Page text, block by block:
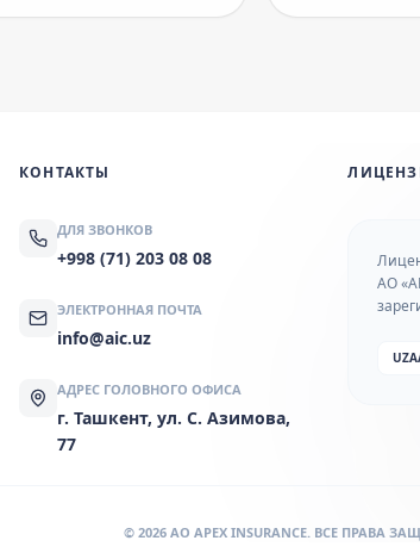
КОНТАКТЫ
ДЛЯ ЗВОНКОВ
+998 (71) 203 08 08
ЭЛЕКТРОННАЯ ПОЧТА
info@aic.uz
АДРЕС ГОЛОВНОГО ОФИСА
г. Ташкент, ул. С. Азимова,
77
АО
© 2026 AO APEX INSURANCE. ВСЕ ПРАВА